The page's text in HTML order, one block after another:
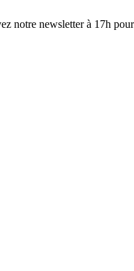
notre newsletter à 17h